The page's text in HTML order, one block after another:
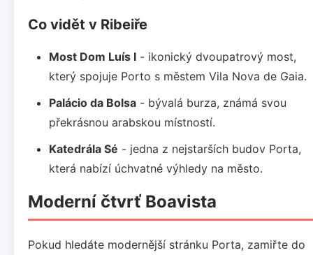
Co vidět v Ribeiře
Most Dom Luís I - ikonický dvoupatrový most,
který spojuje Porto s městem Vila Nova de Gaia.
Palácio da Bolsa - bývalá burza, známá svou
překrásnou arabskou místností.
Katedrála Sé - jedna z nejstarších budov Porta,
která nabízí úchvatné výhledy na město.
Moderní čtvrť Boavista
Pokud hledáte modernější stránku Porta, zamiřte do